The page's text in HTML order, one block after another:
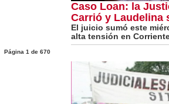
Página 1 de 670
Caso Loan: la
Carrió y Laudelina
El juicio sumó este
alta tensión en